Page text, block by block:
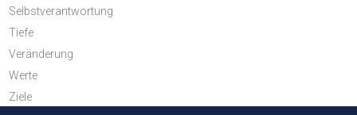
Selbstverantwortung
Tiefe
Veränderung
Werte
Ziele